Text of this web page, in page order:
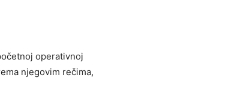
operativnoj
njegovim rečima,